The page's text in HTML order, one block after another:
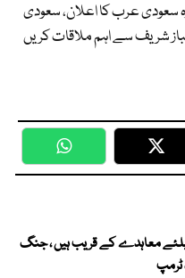
سعودی عرب کا اعلان، سعودی
شریف سے اہم ملاقات کریں
WhatsApp
کیلئے معاہدے کے قریب ہیں ، جنگ
ٹرمپ